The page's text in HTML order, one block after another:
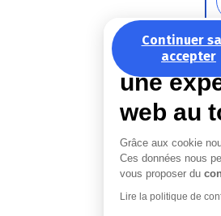
Continuer
accepter
La
une
web au
Grâce aux cookie
Ces données nous
vous proposer du
Lire la politique de